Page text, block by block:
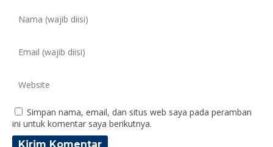
Simpan nama, email, dan situs web saya pada peramban
ini untuk komentar saya berikutnya.